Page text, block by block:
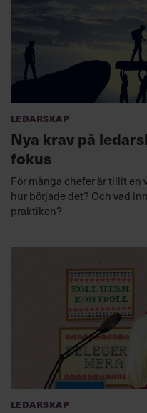
Ledarskap
Nya krav på
fokus
För många chefer är tillit en
hur började det? Och vad
praktiken?
Ledarskap